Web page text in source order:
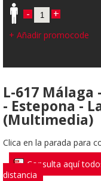
- +
+ Añadir promocode
L-617
- Estepona -
(Multimedia)
Clica en la parada para
Consulta aquí
distancia